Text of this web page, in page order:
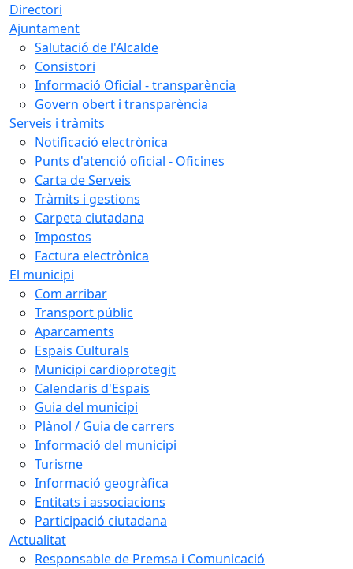
Directori
Ajuntament
Salutació de l'Alcalde
Consistori
Informació Oficial - transparència
Govern obert i transparència
Serveis i tràmits
Notificació electrònica
Punts d'atenció oficial - Oficines
Carta de Serveis
Tràmits i gestions
Carpeta ciutadana
Impostos
Factura electrònica
El municipi
Com arribar
Transport públic
Aparcaments
Espais Culturals
Municipi cardioprotegit
Calendaris d'Espais
Guia del municipi
Plànol / Guia de carrers
Informació del municipi
Turisme
Informació geogràfica
Entitats i associacions
Participació ciutadana
Actualitat
Responsable de Premsa i Comunicació